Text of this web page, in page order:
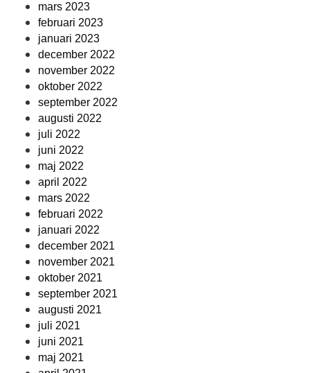
mars 2023
februari 2023
januari 2023
december 2022
november 2022
oktober 2022
september 2022
augusti 2022
juli 2022
juni 2022
maj 2022
april 2022
mars 2022
februari 2022
januari 2022
december 2021
november 2021
oktober 2021
september 2021
augusti 2021
juli 2021
juni 2021
maj 2021